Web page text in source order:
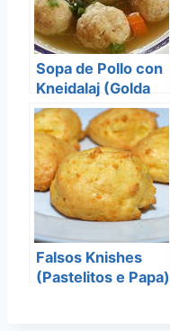
Sopa de Pollo con
Kneidalaj (Golda
Meir)
Falsos Knishes
(Pastelitos e Papa)